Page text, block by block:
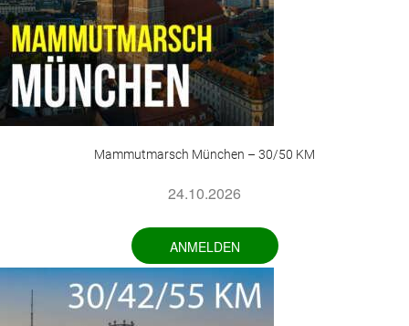
Mammutmarsch München – 30/50 KM
24.10.2026
ANMELDEN